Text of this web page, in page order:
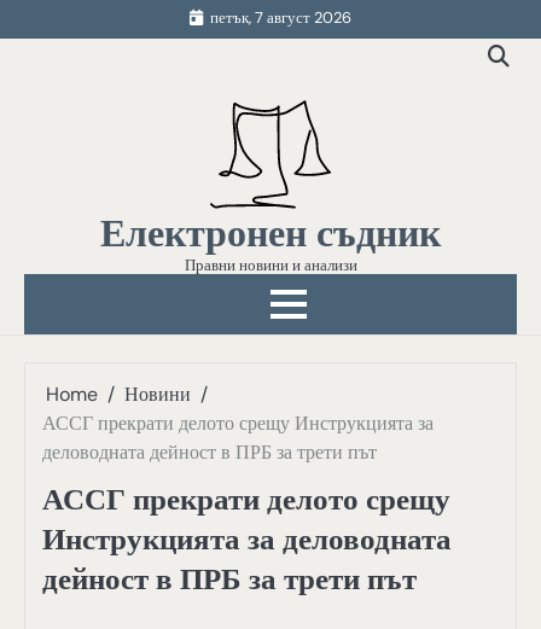
to
петък, 7 август 2026
Електронен съдник
Правни новини и анализи
Home
Новини
АССГ прекрати делото срещу Инструкцията за
деловодната дейност в ПРБ за трети път
АССГ прекрати делото срещу
Инструкцията за деловодната
дейност в ПРБ за трети път